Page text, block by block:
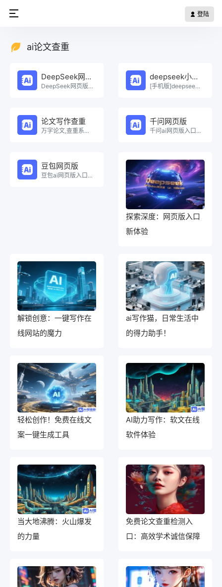
登陆
ai论文查重
DeepSeek网页版
DeepSeek网页版在线免费体验。
deepseek小程序
[手机版]deepseek小程序在线使用。
论文写作查重
万字论文,查重系统，Ai一键生成原创论文，权威查重系统，论文生成，论文写作，论文查重，论文致谢，论文。
千问网页版
千问ai网页版入口在线使用。
豆包网页版
豆包ai网页版入口在线使用。
探索深度：网页版入口
新体验
解锁创意：一键写作在
线网站的魔力
ai写作猫，日常生活中
的得力助手！
轻松创作！免费在线文
案一键生成工具
AI助力写作：软文在线
软件体验
当大地沸腾：火山爆发
的力量
免费论文查重检测入
口：高效学术诚信保障